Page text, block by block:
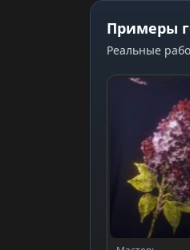
Примеры
Реальные